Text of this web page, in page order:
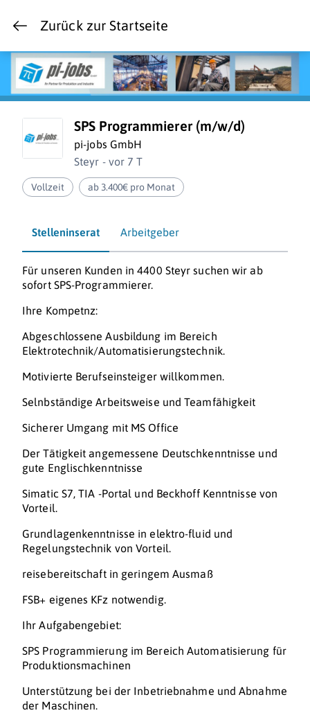
Zurück zur Startseite
SPS Programmierer (m/w/d)
pi-jobs GmbH
Steyr - vor 7 T
Vollzeit ab 3.400€ pro Monat
Stelleninserat Arbeitgeber
Für unseren Kunden in 4400 Steyr suchen wir ab
sofort SPS-Programmierer.
Ihre Kompetnz:
Abgeschlossene Ausbildung im Bereich
Elektrotechnik/Automatisierungstechnik.
Motivierte Berufseinsteiger willkommen.
Selnbständige Arbeitsweise und Teamfähigkeit
Sicherer Umgang mit MS Office
Der Tätigkeit angemessene Deutschkenntnisse und
gute Englischkenntnisse
Simatic S7, TIA -Portal und Beckhoff Kenntnisse von
Vorteil.
Grundlagenkenntnisse in elektro-fluid und
Regelungstechnik von Vorteil.
reisebereitschaft in geringem Ausmaß
FSB+ eigenes KFz notwendig.
Ihr Aufgabengebiet:
SPS Programmierung im Bereich Automatisierung für
Produktionsmachinen
Unterstützung bei der Inbetriebnahme und Abnahme
der Maschinen.